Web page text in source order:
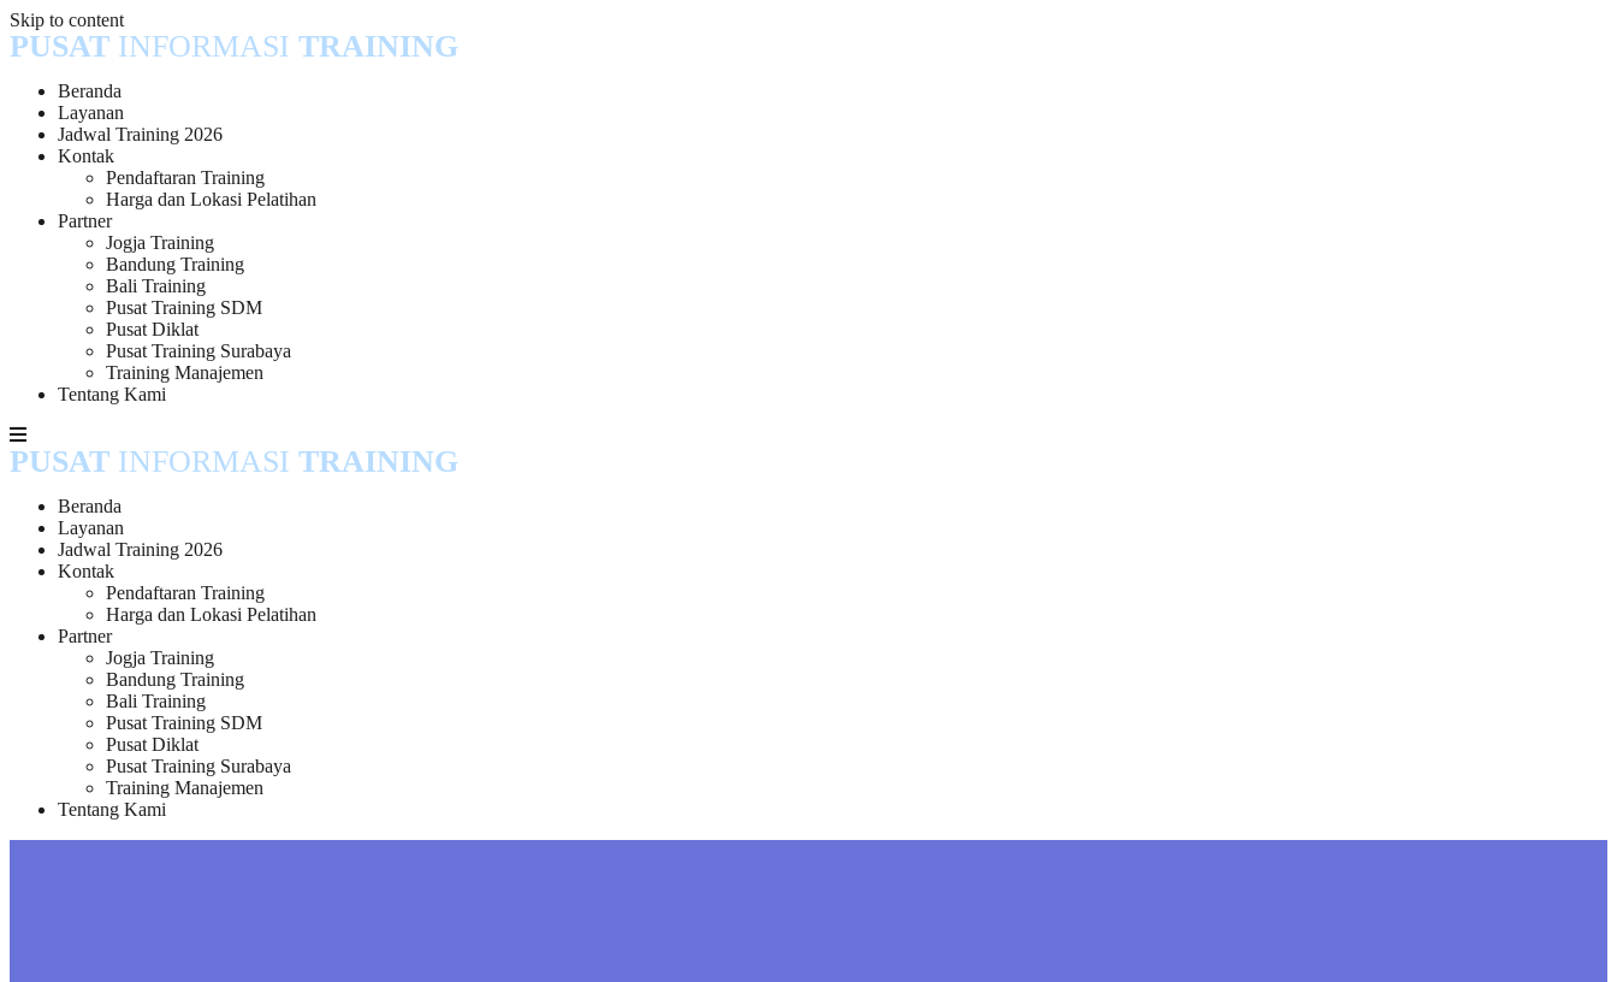
Skip to content
PUSAT INFORMASI TRAINING
Beranda
Layanan
Jadwal Training 2026
Kontak
Pendaftaran Training
Harga dan Lokasi Pelatihan
Partner
Jogja Training
Bandung Training
Bali Training
Pusat Training SDM
Pusat Diklat
Pusat Training Surabaya
Training Manajemen
Tentang Kami
PUSAT INFORMASI TRAINING
Beranda
Layanan
Jadwal Training 2026
Kontak
Pendaftaran Training
Harga dan Lokasi Pelatihan
Partner
Jogja Training
Bandung Training
Bali Training
Pusat Training SDM
Pusat Diklat
Pusat Training Surabaya
Training Manajemen
Tentang Kami